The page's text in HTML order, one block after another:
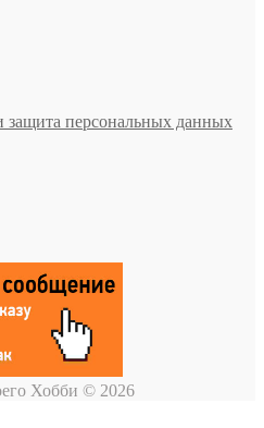
защита персональных данных
Хобби © 2026